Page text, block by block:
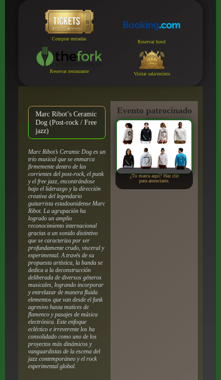
Comprar entradas
Reservar hotel
Reservar restaurante Visitar sala/recinto
Marc Ribot’s Ceramic
Dog (Post-rock / Free
jazz)
Marc Ribot’s Ceramic Dog es un
trío musical que se enmarca
firmemente dentro de las
corrientes del post-rock, el punk
y el free jazz, encontrándose
bajo el liderazgo y la dirección
creativa del legendario
guitarrista estadounidense Marc
Ribot. La agrupación ha
logrado un amplio
reconocimiento internacional
gracias a un sonido distintivo
que se caracteriza por ser
profundamente crudo, visceral y
experimental. A través de su
propuesta artística, la banda se
dedica a la deconstrucción
deliberada de diversos géneros
musicales, logrando incorporar
y entrelazar de manera fluida
elementos que van desde el funk
agresivo hasta matices de
flamenco y pasajes de música
electrónica. Este enfoque
ecléctico e irreverente los ha
consolidado como uno de los
proyectos más dinámicos y
vanguardistas de la escena del
jazz contemporáneo y el rock
experimental global.
Evento patrocinado
por:
¿Tu marca aquí? Haz clic
para anunciarte.